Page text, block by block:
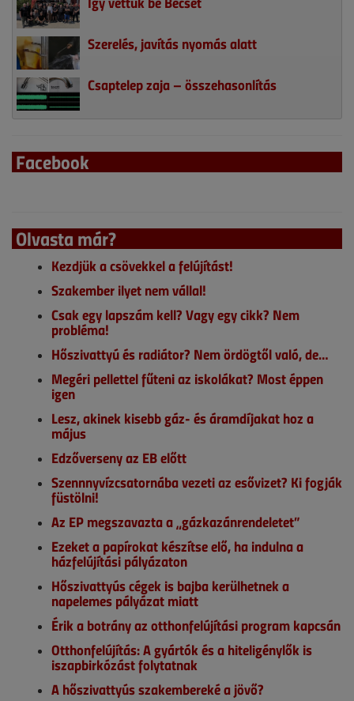
Szerelés, javítás nyomás alatt
Csaptelep zaja – összehasonlítás
Facebook
Olvasta már?
Kezdjük a csövekkel a felújítást!
Szakember ilyet nem vállal!
Csak egy lapszám kell? Vagy egy cikk? Nem
probléma!
Hőszivattyú és radiátor? Nem ördögtől való, de…
Megéri pellettel fűteni az iskolákat? Most éppen
igen
Lesz, akinek kisebb gáz- és áramdíjakat hoz a
május
Edzőverseny az EB előtt
Szennnyvízcsatornába vezeti az esővizet? Ki fogják
füstölni!
Az EP megszavazta a „gázkazánrendeletet”
Ezeket a papírokat készítse elő, ha indulna a
házfelújítási pályázaton
Hőszivattyús cégek is bajba kerülhetnek a
napelemes pályázat miatt
Érik a botrány az otthonfelújítási program kapcsán
Otthonfelújítás: A gyártók és a hiteligénylők is
iszapbirkózást folytatnak
A hőszivattyús szakembereké a jövő?